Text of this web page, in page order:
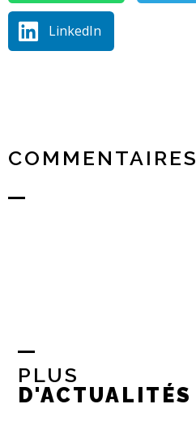
LinkedIn
COMMENTAIRES
PLUS
D'ACTUALITÉS